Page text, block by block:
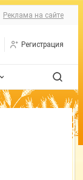
Реклама на сайте
Регистрация